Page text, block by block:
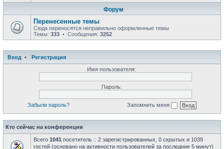
Форум
Перенесенные темы
Сюда переносятся неправильно оформленные темы
Темы: 333 • Сообщения: 3252
Вход •
Регистрация
Имя пользователя:
Пароль:
Забыли пароль? Запомнить меня
Кто сейчас на конференции
Всего 1041 посетитель :: 2 зарегистрированных, 0 скрытых и 1039
гостей (основано на активности пользователей за последние 5 минут)